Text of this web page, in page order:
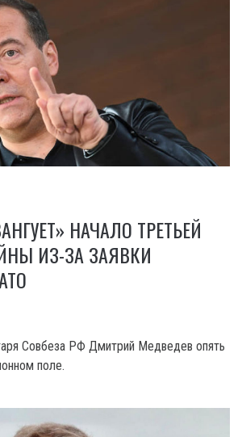
НАЧАЛО ТРЕТЬЕЙ
ИЗ-ЗА ЗАЯВКИ
Совбеза РФ Дмитрий Медведев опять
поле.